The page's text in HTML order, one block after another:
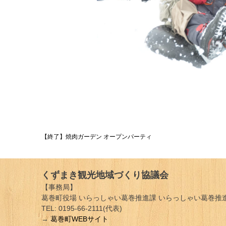
投
ナ
ビ
ゲ
【終了】焼肉ガーデン オープンパーティ
くずまき観光地域づくり協議会
【事務局】
葛巻町役場 いらっしゃい葛巻推進課 いらっしゃい葛巻推
TEL: 0195-66-2111(代表)
→葛巻町WEBサイト